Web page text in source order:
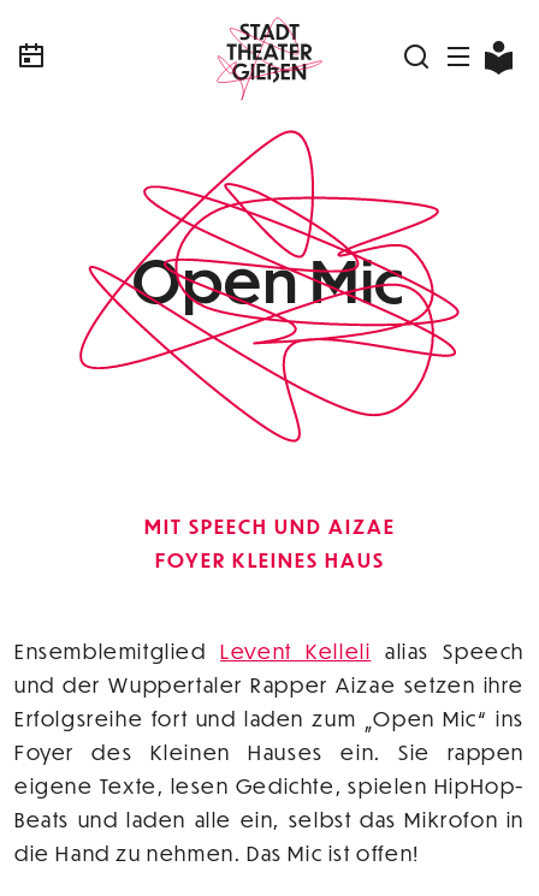
Open Mic
MIT SPEECH UND AIZAE
FOYER KLEINES HAUS
EnsemblemitgliedLevent Kelleli alias Speech
und der Wuppertaler Rapper Aizae setzen ihre
Erfolgsreihe fort und laden zum „Open Mic“ ins
Foyer des Kleinen Hauses ein. Sie rappen
eigene Texte, lesen Gedichte, spielen HipHop-
Beats und laden alle ein, selbst das Mikrofon in
die Hand zu nehmen. Das Mic ist offen!